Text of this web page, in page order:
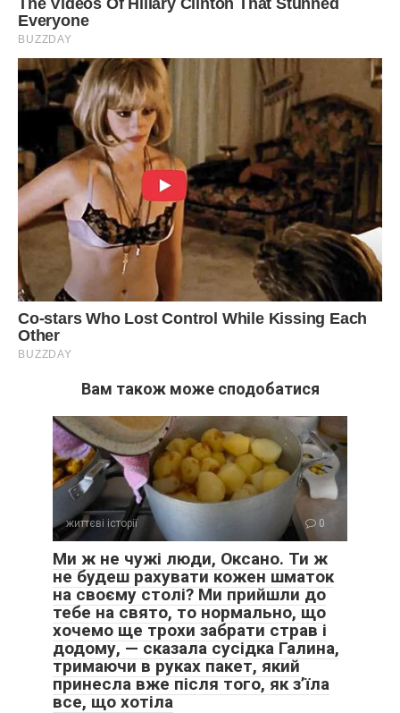
Вам також може сподобатися
життєві історії 0
Ми ж не чужі люди, Оксано. Ти ж
не будеш рахувати кожен шматок
на своєму столі? Ми прийшли до
тебе на свято, то нормально, що
хочемо ще трохи забрати страв і
додому, — сказала сусідка Галина,
тримаючи в руках пакет, який
принесла вже після того, як з’їла
все, що хотіла